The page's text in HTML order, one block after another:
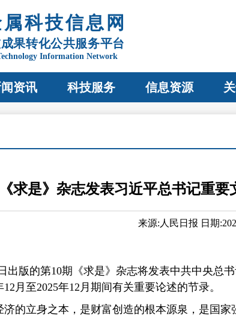
科技信息网
果转化公共服务平台
Information Network
资讯 科技服务 信息资源
《求是》杂志发表习近平总书记重
来源:人民日报 日期
出版的第10期《求是》杂志将发表中共中央总
月至2025年12月期间有关重要论述的节录。
立身之本，是财富创造的根本源泉，是国家